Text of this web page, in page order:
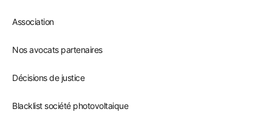
Association
Nos avocats partenaires
Décisions de justice
Blacklist société photovoltaique